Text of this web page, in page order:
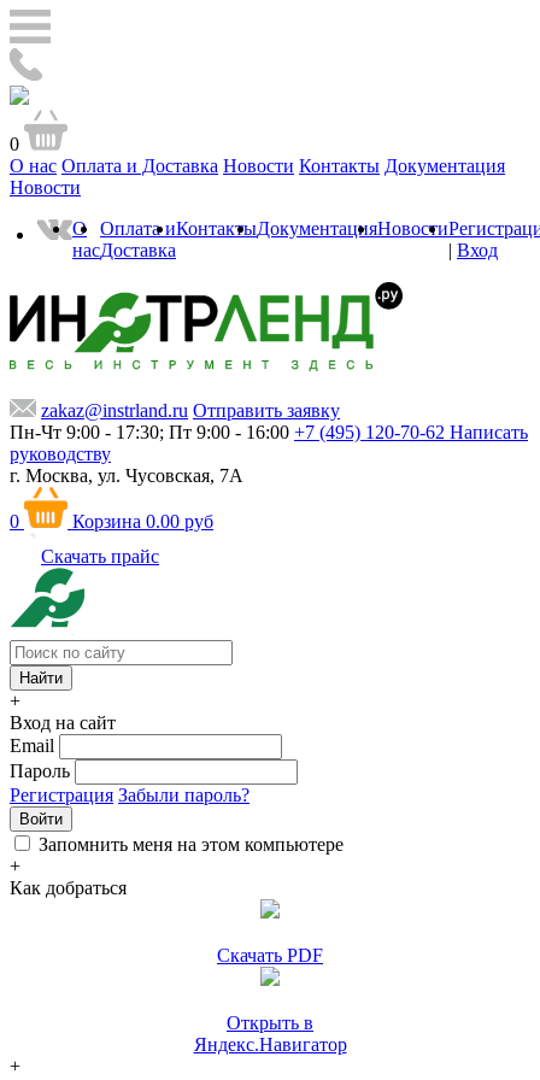
0
О нас Оплата и Доставка Новости Контакты Документация
Новости
О
нас
Оплата и
Доставка
КонтактыДокументацияНовости
| Вход
zakaz@instrland.ru Отправить заявку
Пн-Чт 9:00 - 17:30; Пт 9:00 - 16:00 +7 (495) 120-70-62 Написать
руководству
г. Москва, ул. Чусовская, 7А
0 Корзина 0.00 руб
Скачать прайс
+
Вход на сайт
Email
Пароль
Регистрация Забыли пароль?
Войти
Запомнить меня на этом компьютере
+
Как добраться
Скачать PDF
Открыть в
Яндекс.Навигатор
+